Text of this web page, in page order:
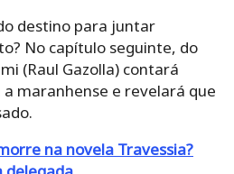
destino para juntar
No capítulo seguinte, do
(Raul Gazolla) contará
maranhense e revelará que
na novela Travessia?